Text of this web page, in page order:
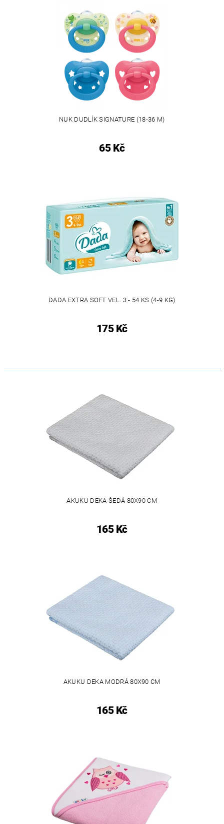
NUK DUDLÍK SIGNATURE (18-36 M)
65 Kč
DADA EXTRA SOFT VEL. 3 - 54 KS (4-9 KG)
175 Kč
AKUKU DEKA ŠEDÁ 80X90 CM
165 Kč
AKUKU DEKA MODRÁ 80X90 CM
165 Kč